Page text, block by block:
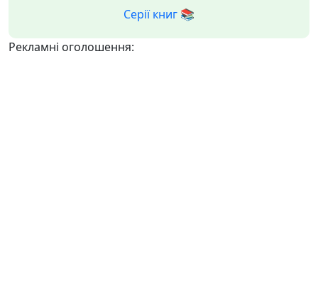
Серії книг 📚
Рекламні оголошення: